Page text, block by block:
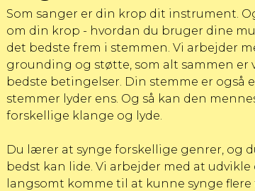
Som sanger er din krop dit instrument.
om din krop - hvordan du bruger dine
det bedste frem i stemmen. Vi arbejder
grounding og støtte, som alt sammen
bedste betingelser. Din stemme er
stemmer lyder ens. Og så kan den
forskellige klange og lyde.
Du lærer at synge forskellige genrer, og
bedst kan lide. Vi arbejder med at
langsomt komme til at kunne synge